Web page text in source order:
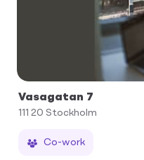
Vasagatan 7
111 20 Stockholm
Co-work